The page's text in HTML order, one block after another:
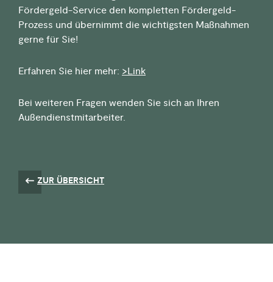
Fördergeld-Service den kompletten Fördergeld-
Prozess und übernimmt die wichtigsten Maßnahmen
gerne für Sie!
Erfahren Sie hier mehr: >Link
Bei weiteren Fragen wenden Sie sich an Ihren
Außendienstmitarbeiter.
ZUR ÜBERSICHT